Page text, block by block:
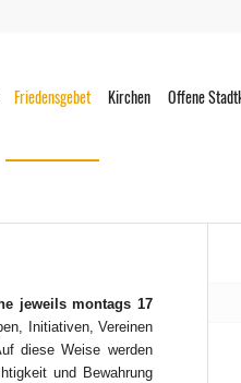
Friedensgebet Kirchen Offene
jeweils montags 17
Initiativen, Vereinen
diese Weise werden
und Bewahrung